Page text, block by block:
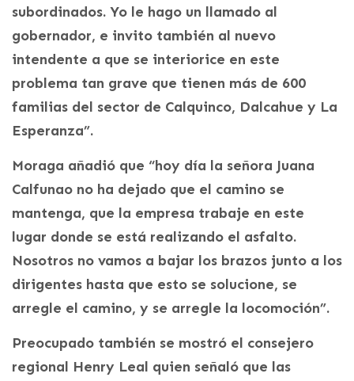
subordinados. Yo le hago un llamado al
gobernador, e invito también al nuevo
intendente a que se interiorice en este
problema tan grave que tienen más de 600
familias del sector de Calquinco, Dalcahue y La
Esperanza”.
Moraga añadió que “hoy día la señora Juana
Calfunao no ha dejado que el camino se
mantenga, que la empresa trabaje en este
lugar donde se está realizando el asfalto.
Nosotros no vamos a bajar los brazos junto a los
dirigentes hasta que esto se solucione, se
arregle el camino, y se arregle la locomoción”.
Preocupado también se mostró el consejero
regional Henry Leal quien señaló que las